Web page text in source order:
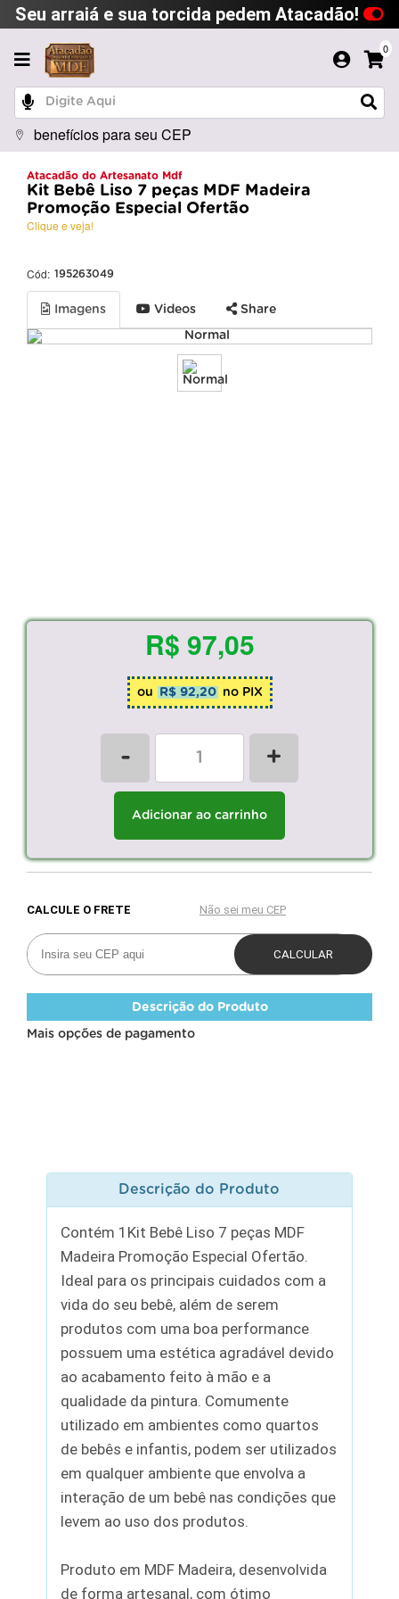
Seu arraiá e sua torcida pedem Atacadão!
0
benefícios para seu CEP
Atacadão do Artesanato Mdf
Kit Bebê Liso 7 peças MDF Madeira
Promoção Especial Ofertão
Clique e veja!
Cód: 195263049
Imagens Videos Share
R$ 97,05
ou R$ 92,20 no PIX
- +
Adicionar ao carrinho
Descrição do Produto
Mais opções de pagamento
Descrição do Produto
Contém 1Kit Bebê Liso 7 peças MDF
Madeira Promoção Especial Ofertão.
Ideal para os principais cuidados com a
vida do seu bebê, além de serem
produtos com uma boa performance
possuem uma estética agradável devido
ao acabamento feito à mão e a
qualidade da pintura. Comumente
utilizado em ambientes como quartos
de bebês e infantis, podem ser utilizados
em qualquer ambiente que envolva a
interação de um bebê nas condições que
levem ao uso dos produtos.
Produto em MDF Madeira, desenvolvida
de forma artesanal, com ótimo